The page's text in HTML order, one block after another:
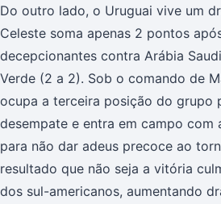
Do outro lado, o Uruguai vive um
Celeste soma apenas 2 pontos
decepcionantes contra Arábia
Verde (2 a 2). Sob o comando de
ocupa a terceira posição do grupo
desempate e entra em campo com
para não dar adeus precoce ao
resultado que não seja a vitória
dos sul-americanos, aumentando